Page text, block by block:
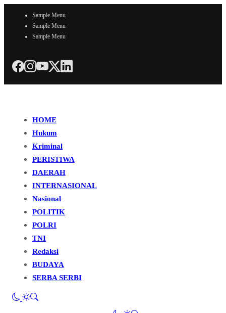
Sample Menu
Sample Menu
Sample Menu
HOME
Hukum
Kriminal
PERISTIWA
DAERAH
INTERNASIONAL
Nasional
POLITIK
POLRI
TNI
Redaksi
BUDAYA
SERBA SERBI